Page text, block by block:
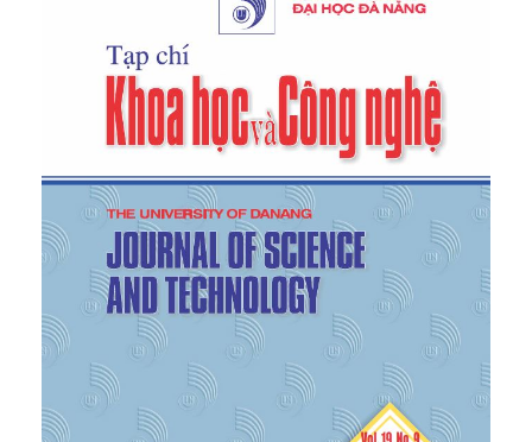
TCVN 9386:2012, Tiêu chuẩn quốc gia về thiết
kế công trình chịu động đất, 2012.
[7]Nguyễn Đại Minh, “Phương pháp phổ phản ứng
nhiều dạng dao động và tính toán nhà cao tầng
chịu động đất theo TCXDVN 375: 2006”, Tạp chí
Khoa học Công nghệ Xây dựng, 4, 2010, 8-21.
[8]Nguyễn Hồng Hải, Nguyễn Hồng Hà, Vũ Xuân
Thương, “Phổ phản ứng chuyển vị trong phân tích
nhà cao tầng chịu động đất ở Việt Nam bằng
phương pháp tĩnh phi tuyến”, Tạp chí Khoa học
Công nghệ Xây dựng, 4, 2014, 3-9.
[9]Đinh Văn Thuật, Nguyễn Đình Hòa, Hồ Viết
Chương, Trịnh Duy Khánh, “Khung nhà công nghiệp
một tầng bằng thép có cầu trục được thiết kế chịu
tải trọng động đất và gió”, Tạp Chí Khoa học Công
nghệ Xây dựng (KHCNXD) - ĐHXD, 13(5), 2019, 9-19.
McKenna F., Fenves G.L, Scott M.H., Open